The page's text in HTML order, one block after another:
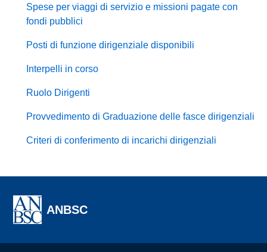
Spese per viaggi di servizio e missioni pagate con
fondi pubblici
Posti di funzione dirigenziale disponibili
Interpelli in corso
Ruolo Dirigenti
Provvedimento di Graduazione delle fasce dirigenziali
Criteri di conferimento di incarichi dirigenziali
ANBSC